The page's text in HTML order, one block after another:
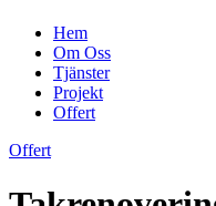
Hem
Om Oss
Tjänster
Projekt
Offert
Offert